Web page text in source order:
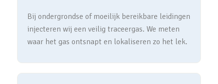
Bij ondergrondse of moeilijk bereikbare leidingen
injecteren wij een veilig traceergas. We meten
waar het gas ontsnapt en lokaliseren zo het lek.